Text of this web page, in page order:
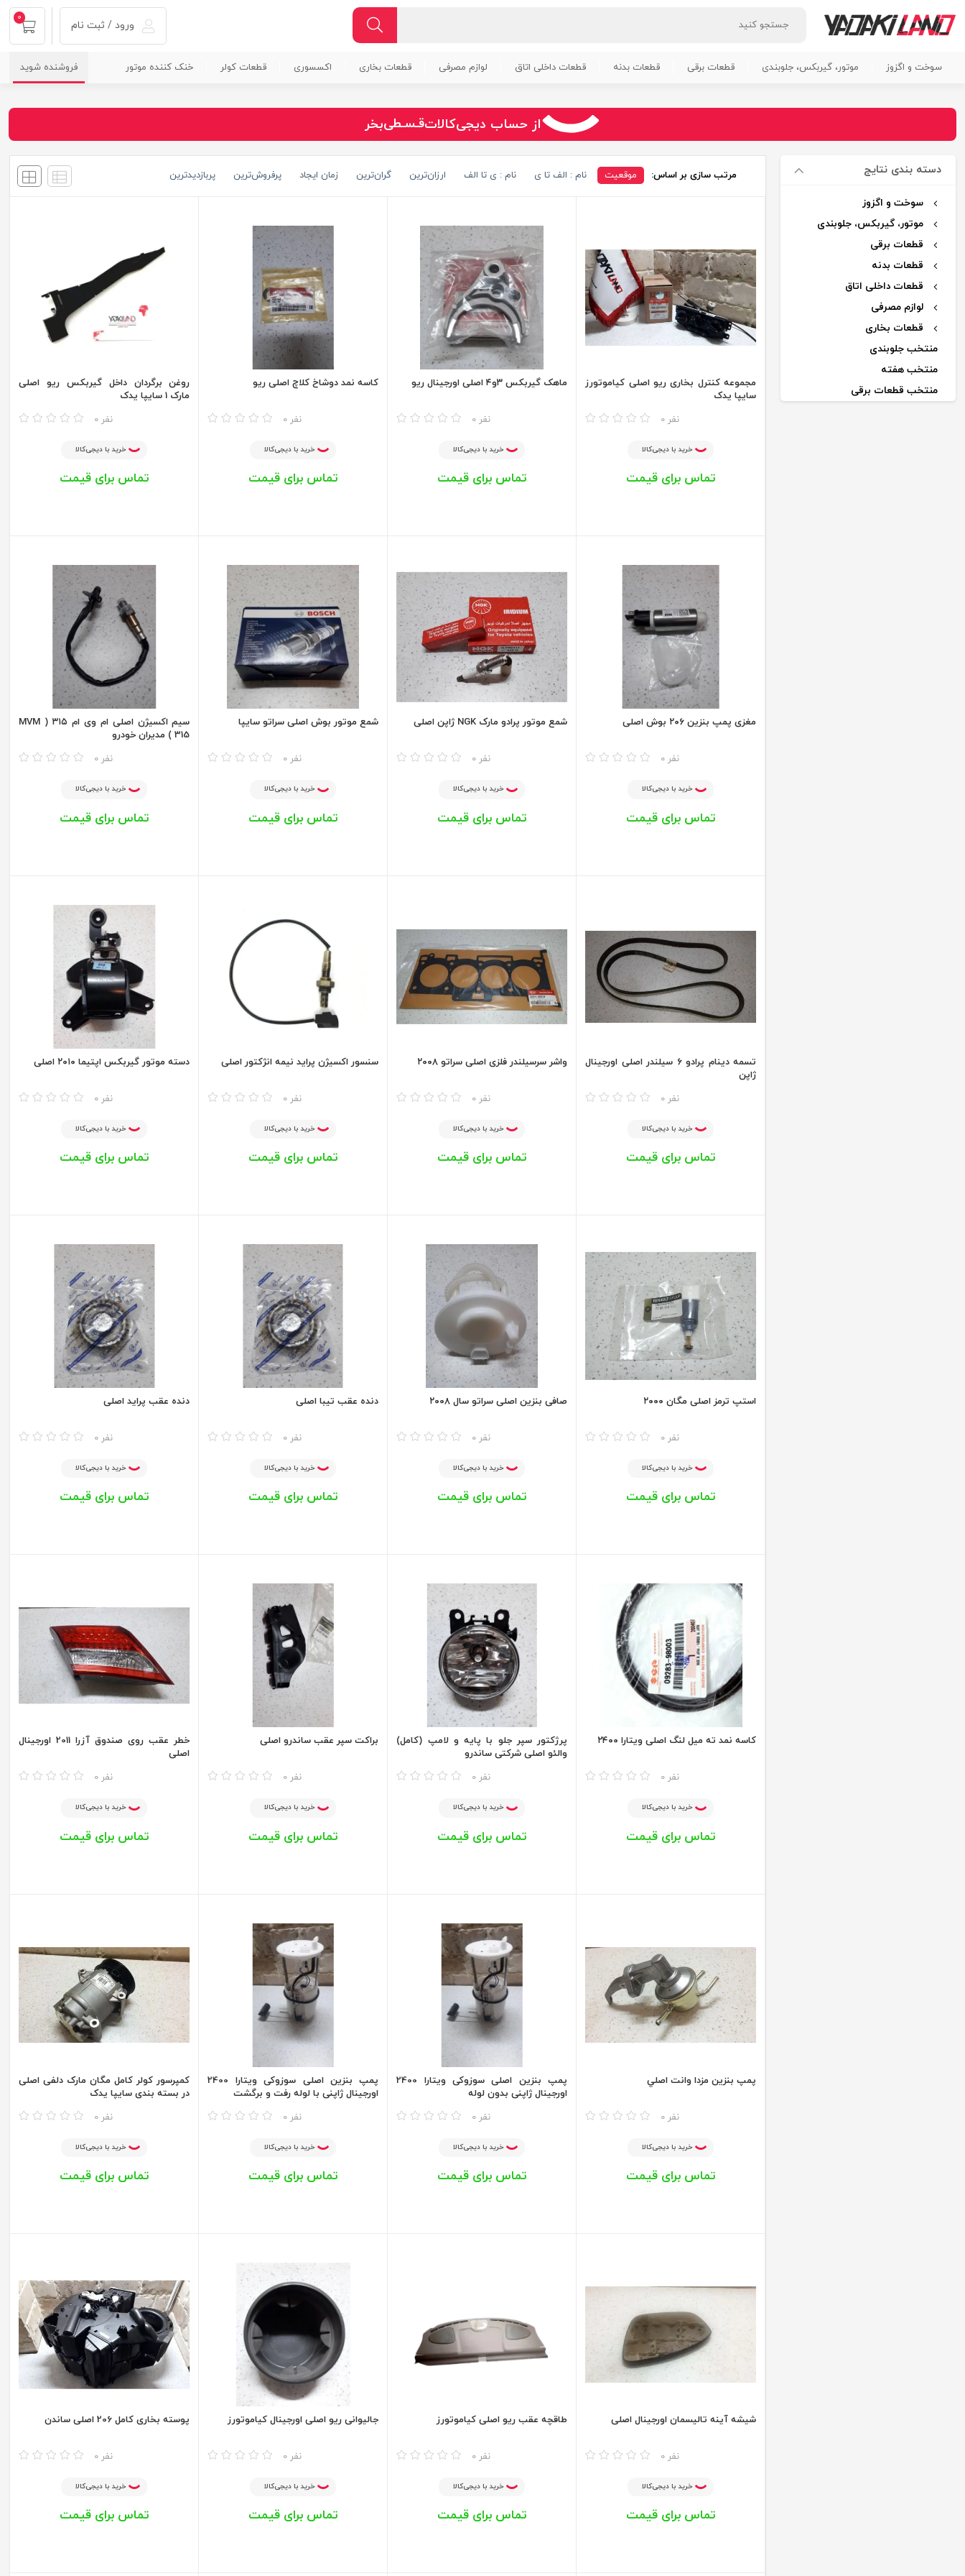
ورود / ثبت نام
0
سوخت و اگزوز موتور، گیربکس، جلوبندی قطعات برقی قطعات بدنه قطعات داخلی اتاق لوازم مصرفی قطعات بخاری اکسسوری قطعات کولر خنک کننده موتور فروشنده شوید
از حساب دیجی‌کالاتسـریــع
امـــــن
قـسـطی
بخر
مرتب سازی بر اساس: موقعیت نام : الف تا ی نام : ی تا الف ارزان‌ترین گران‌ترین زمان ایجاد پرفروش‌ترین پربازدید‌ترین
مجموعه کنترل بخاری ریو اصلی کیاموتورز
سایپا یدک
0 نفر
خرید با دیجی‌کالا
تماس برای قیمت
ماهک گیربکس ۳و۴ اصلی اورجینال ریو
0 نفر
خرید با دیجی‌کالا
تماس برای قیمت
کاسه نمد دوشاخ کلاچ اصلی ریو
0 نفر
خرید با دیجی‌کالا
تماس برای قیمت
روغن برگردان داخل گیربکس ریو اصلی
مارک‌ 1 سایپا یدک
0 نفر
خرید با دیجی‌کالا
تماس برای قیمت
مغزی پمپ بنزین ۲۰۶ بوش اصلی
0 نفر
خرید با دیجی‌کالا
تماس برای قیمت
شمع موتور پرادو مارک NGK ژاپن اصلی
0 نفر
خرید با دیجی‌کالا
تماس برای قیمت
شمع موتور بوش اصلی سراتو سایپا
0 نفر
خرید با دیجی‌کالا
تماس برای قیمت
سیم اکسیژن اصلی ام وی ام ۳۱۵ ( MVM
315 ) مدیران خودرو
0 نفر
خرید با دیجی‌کالا
تماس برای قیمت
تسمه دینام پرادو ۶ سیلندر اصلی اورجینال
ژاپن
0 نفر
خرید با دیجی‌کالا
تماس برای قیمت
واشر سرسیلندر فلزی اصلی سراتو ۲۰۰۸
0 نفر
خرید با دیجی‌کالا
تماس برای قیمت
سنسور اکسیژن پراید نیمه انژکتور اصلی
0 نفر
خرید با دیجی‌کالا
تماس برای قیمت
دسته موتور گیربکس اپتیما ۲۰۱۰ اصلی
0 نفر
خرید با دیجی‌کالا
تماس برای قیمت
استپ ترمز اصلی مگان ۲۰۰۰
0 نفر
خرید با دیجی‌کالا
تماس برای قیمت
صافی بنزین اصلی سراتو سال ۲۰۰۸
0 نفر
خرید با دیجی‌کالا
تماس برای قیمت
دنده عقب تیبا اصلی
0 نفر
خرید با دیجی‌کالا
تماس برای قیمت
دنده عقب پراید اصلی
0 نفر
خرید با دیجی‌کالا
تماس برای قیمت
کاسه نمد ته میل لنگ اصلی ویتارا ۲۴۰۰
0 نفر
خرید با دیجی‌کالا
تماس برای قیمت
پرژکتور سپر جلو با پایه و لامپ (کامل)
والئو اصلی شرکتی ساندرو
0 نفر
خرید با دیجی‌کالا
تماس برای قیمت
براکت سپر عقب ساندرو اصلی
0 نفر
خرید با دیجی‌کالا
تماس برای قیمت
خطر عقب روی صندوق آزرا 2011 اورجینال
اصلی
0 نفر
خرید با دیجی‌کالا
تماس برای قیمت
پمپ بنزين مزدا وانت اصلي
0 نفر
خرید با دیجی‌کالا
تماس برای قیمت
پمپ بنزین اصلی سوزوکی ویتارا 2400
اورجینال ژاپنی بدون لوله
0 نفر
خرید با دیجی‌کالا
تماس برای قیمت
پمپ بنزین اصلی سوزوکی ویتارا 2400
اورجینال ژاپنی با لوله رفت و برگشت
0 نفر
خرید با دیجی‌کالا
تماس برای قیمت
کمپرسور کولر کامل مگان مارک دلفی اصلی
در بسته بندی سایپا یدک
0 نفر
خرید با دیجی‌کالا
تماس برای قیمت
شیشه آینه تالیسمان اورجینال اصلی
0 نفر
خرید با دیجی‌کالا
تماس برای قیمت
طاقچه عقب ریو اصلی کیاموتورز
0 نفر
خرید با دیجی‌کالا
تماس برای قیمت
جالیوانی ریو اصلی اورجینال کیاموتورز
0 نفر
خرید با دیجی‌کالا
تماس برای قیمت
پوسته بخاری کامل 206 اصلی ساندن
0 نفر
خرید با دیجی‌کالا
تماس برای قیمت
دسته بندی نتایج
سوخت و اگزوز
موتور، گیربکس، جلوبندی
قطعات برقی
قطعات بدنه
قطعات داخلی اتاق
لوازم مصرفی
قطعات بخاری
منتخب جلوبندی
منتخب هفته
منتخب قطعات برقی